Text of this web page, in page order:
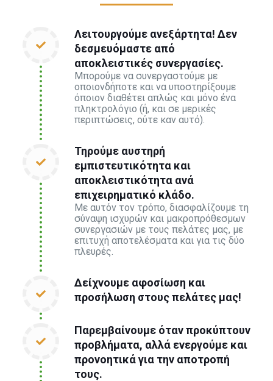
Λειτουργούμε ανεξάρτητα! Δεν
δεσμευόμαστε από
αποκλειστικές συνεργασίες.
Μπορούμε να συνεργαστούμε με
οποιονδήποτε και να υποστηρίξουμε
όποιον διαθέτει απλώς και μόνο ένα
πληκτρολόγιο (ή, και σε μερικές
περιπτώσεις, ούτε καν αυτό).
Τηρούμε αυστηρή
εμπιστευτικότητα και
αποκλειστικότητα ανά
επιχειρηματικό κλάδο.
Με αυτόν τον τρόπο, διασφαλίζουμε τη
σύναψη ισχυρών και μακροπρόθεσμων
συνεργασιών με τους πελάτες μας, με
επιτυχή αποτελέσματα και για τις δύο
πλευρές.
Δείχνουμε αφοσίωση και
προσήλωση στους πελάτες μας!
Παρεμβαίνουμε όταν προκύπτουν
προβλήματα, αλλά ενεργούμε και
προνοητικά για την αποτροπή
τους.